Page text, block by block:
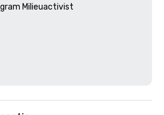
Milieuactivist